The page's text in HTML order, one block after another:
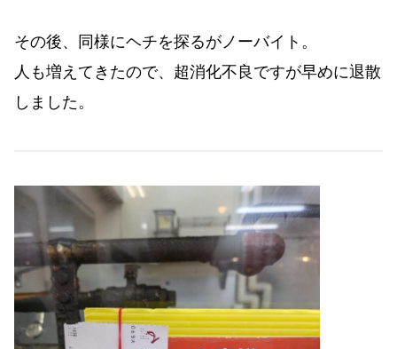
その後、同様にヘチを探るがノーバイト。
人も増えてきたので、超消化不良ですが早めに退散
しました。